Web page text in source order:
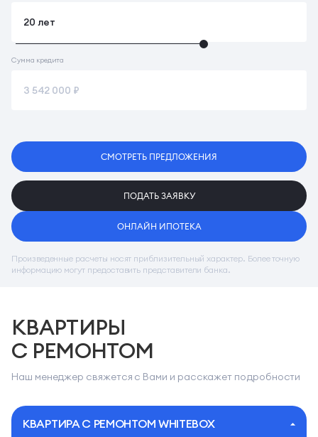
Сумма кредита
СМОТРЕТЬ ПРЕДЛОЖЕНИЯ
ПОДАТЬ ЗАЯВКУ
ОНЛАЙН ИПОТЕКА
Произведенные расчеты носят приблизительный характер. Более точную
информацию могут предоставить представители банка.
КВАРТИРЫ
С РЕМОНТОМ
Наш менеджер свяжется с Вами и расскажет подробности
КВАРТИРА С РЕМОНТОМ WHITEBOX